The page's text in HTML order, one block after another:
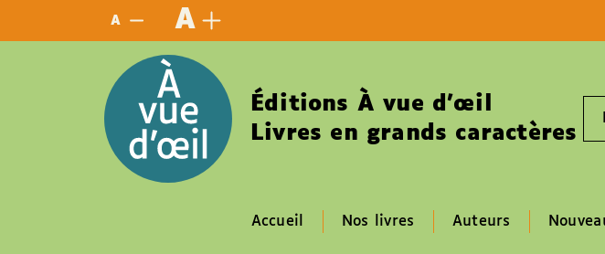
A A
Éditions À vue d’œil
Livres en grands caractères
Accueil Nos livres Auteurs
Panneau de gestion des cookies